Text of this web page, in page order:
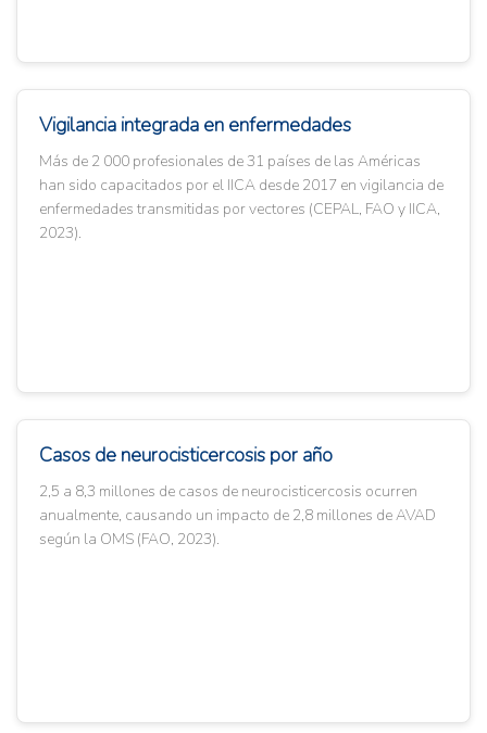
Vigilancia integrada en enfermedades
Más de 2 000 profesionales de 31 países de las Américas
han sido capacitados por el IICA desde 2017 en vigilancia de
enfermedades transmitidas por vectores (CEPAL, FAO y IICA,
2023).
Casos de neurocisticercosis por año
2,5 a 8,3 millones de casos de neurocisticercosis ocurren
anualmente, causando un impacto de 2,8 millones de AVAD
según la OMS (FAO, 2023).